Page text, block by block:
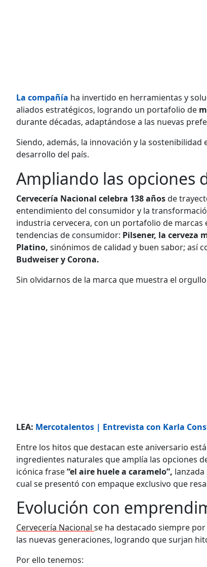
La compañía ha invertido en herramientas y
aliados estratégicos, logrando un portafolio de
durante décadas, adaptándose a las nuevas
Siendo, además, la innovación y la
desarrollo del país.
Ampliando las opciones
Cervecería Nacional celebra 138 añosde
entendimiento del consumidor y la
industria cervecera, con un portafolio de
tendencias de consumidor: Pilsener, la cerveza
Platino, sinónimos de calidad y buen sabor; así
Budweiser y Corona.
Sin olvidarnos de la marca que muestra el
LEA: Mercotalentos | Entrevista con Karla
Entre los hitos que destacan este aniversario está
ingredientes naturales que amplía las opciones
icónica frase“el aire huele a caramelo”,
cual se presentó con empaque exclusivo que
Evolución con
Cervecería Nacional se ha destacado siempre
las nuevas generaciones, logrando que surjan
Por ello tenemos: